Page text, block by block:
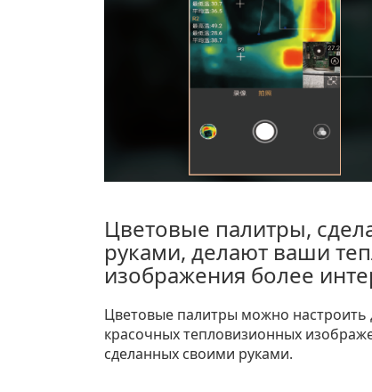
Цветовые палитры,
руками, делают ваши
изображения более
Цветовые палитры можно настроить
красочных тепловизионных
сделанных своими руками.